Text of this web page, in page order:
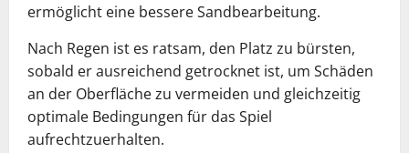
ermöglicht eine bessere Sandbearbeitung.
Nach Regen ist es ratsam, den Platz zu bürsten,
sobald er ausreichend getrocknet ist, um Schäden
an der Oberfläche zu vermeiden und gleichzeitig
optimale Bedingungen für das Spiel
aufrechtzuerhalten.